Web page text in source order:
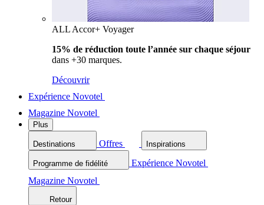
ALL Accor+ Voyager
15% de réduction toute l’année sur chaque séjour
dans +30 marques.
Découvrir
Expérience Novotel
Magazine Novotel
Plus
Destinations Offres Inspirations
Programme de fidélité
Expérience Novotel
Magazine Novotel
Retour